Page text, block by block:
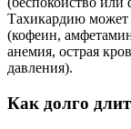
Тахикардию может
(кофеин,
анемия, острая
давления).
Как долго